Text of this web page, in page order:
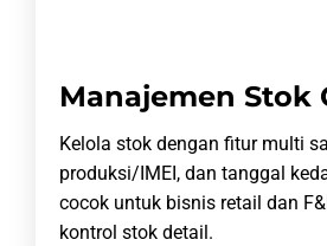
Manajemen Stok
Kelola stok dengan fitur multi
produksi/IMEI, dan tanggal
cocok untuk bisnis retail dan
kontrol stok detail.